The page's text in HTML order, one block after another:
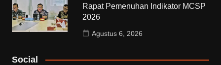
Rapat Pemenuhan Indikator MCSP
2026
Agustus 6, 2026
Social